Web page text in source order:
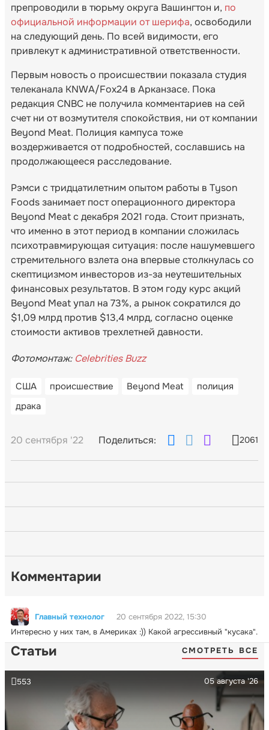
препроводили в тюрьму округа Вашингтон и, по
официальной информации от шерифа, освободили
на следующий день. По всей видимости, его
привлекут к административной ответственности.
Первым новость о происшествии показала студия
телеканала KNWA/Fox24 в Арканзасе. Пока
редакция CNBC не получила комментариев на сей
счет ни от возмутителя спокойствия, ни от компании
Beyond Meat. Полиция кампуса тоже
воздерживается от подробностей, сославшись на
продолжающееся расследование.
Рэмси с тридцатилетним опытом работы в Tyson
Foods занимает пост операционного директора
Beyond Meat с декабря 2021 года. Стоит признать,
что именно в этот период в компании сложилась
психотравмирующая ситуация: после нашумевшего
стремительного взлета она впервые столкнулась со
скептицизмом инвесторов из-за неутешительных
финансовых результатов. В этом году курс акций
Beyond Meat упал на 73%, а рынок сократился до
$1,09 млрд против $13,4 млрд, согласно оценке
стоимости активов трехлетней давности.
Фотомонтаж: Celebrities Buzz
США происшествие Beyond Meat
полиция
драка
20 сентября '22 Поделиться: 2061
Комментарии
Главный технолог
20 сентября 2022, 15:30
Интересно у них там, в Америках :)) Какой агрессивный "кусака".
Статьи СМОТРЕТЬ ВСЕ
05 августа '26
553